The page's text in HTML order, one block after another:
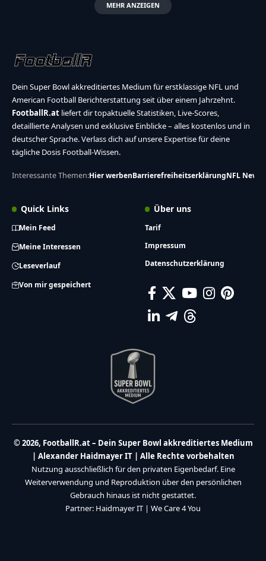
MEHR ANZEIGEN
Dein Super Bowl akkreditiertes Medium für erstklassige NFL und
American Football Berichterstattung seit über einem Jahrzehnt.
FootballR.at liefert dir topaktuelle Statistiken, Live-Scores,
detaillierte Analysen und exklusive Einblicke – alles kostenlos und in
deutscher Sprache. Verlass dich auf unsere Expertise für deine
tägliche Dosis Football-Wissen.
Interessante Themen:Hier werbenBarrierefreiheitserklärungNFL News
Quick Links
Mein Feed
Meine Interessen
Leseverlauf
Von mir gespeichert
Über uns
Tarif
Impressum
Datenschutzerklärung
© 2026, FootballR.at – Dein Super Bowl akkreditiertes Medium
| Alexander Haidmayer IT | Alle Rechte vorbehalten
Nutzung ausschließlich für den privaten Eigenbedarf. Eine
Weiterverwendung und Reproduktion über den persönlichen
Gebrauch hinaus ist nicht gestattet.
Partner: Haidmayer IT | We Care 4 You